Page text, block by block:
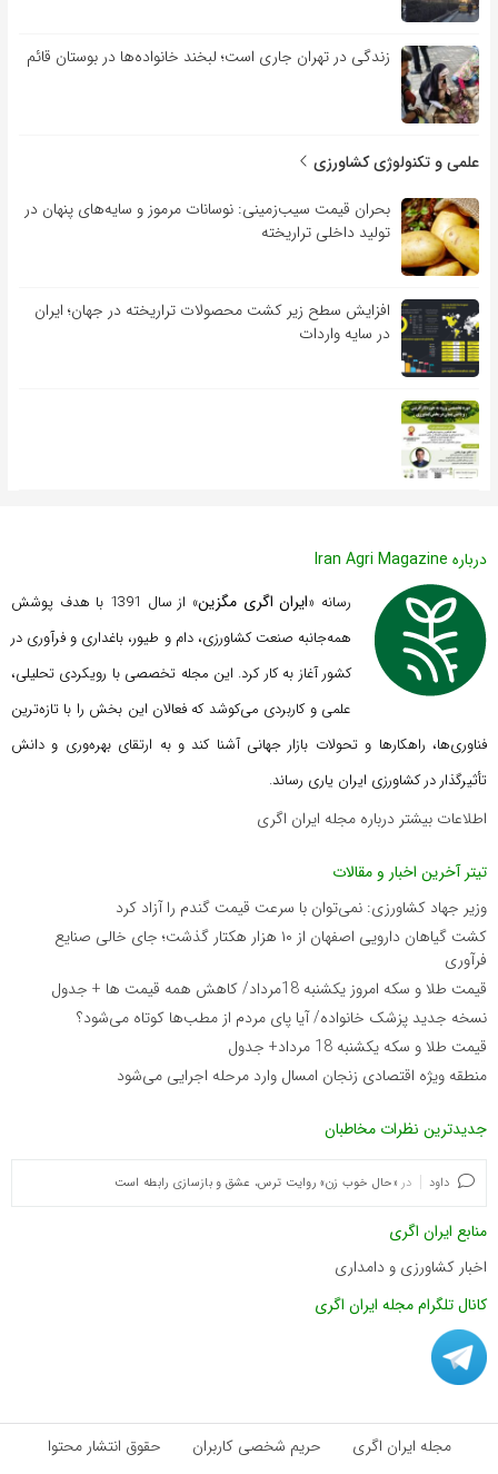
زندگی در تهران جاری است؛ لبخند خانواده‌ها در بوستان قائم
علمی و تکنولوژی کشاورزی
بحران قیمت سیب‌زمینی: نوسانات مرموز و سایه‌های پنهان در
تولید داخلی تراریخته
افزایش سطح زیر کشت محصولات تراریخته در جهان؛ ایران
در سایه واردات
درباره Iran Agri Magazine
رسانه «ایران اگری مگزین
» از سال 1391 با هدف پوشش
همه‌جانبه صنعت کشاورزی، دام و طیور، باغداری و فرآوری در
کشور آغاز به کار کرد. این مجله تخصصی با رویکردی تحلیلی،
علمی و کاربردی می‌کوشد که فعالان این بخش را با تازه‌ترین
فناوری‌ها، راهکارها و تحولات بازار جهانی آشنا کند و به ارتقای بهره‌وری و دانش
تأثیرگذار در کشاورزی ایران یاری رساند.
اطلاعات بیشتر درباره مجله ایران اگری
تیتر آخرین اخبار و مقالات
وزیر جهاد کشاورزی: نمی‌توان با سرعت قیمت گندم را آزاد کرد
کشت گیاهان دارویی اصفهان از ۱۰ هزار هکتار گذشت؛ جای خالی صنایع
فرآوری
قیمت طلا و سکه امروز یکشنبه 18مرداد/ کاهش همه قیمت ها + جدول
نسخه جدید پزشک خانواده/ آیا پای مردم از مطب‌ها‌ کوتاه می‌شود؟
قیمت طلا و سکه یکشنبه 18 مرداد+ جدول
منطقه ویژه اقتصادی زنجان امسال وارد مرحله اجرایی می‌شود
جدیدترین نظرات مخاطبان
داود در «حال خوب زن» روایت ترس، عشق و بازسازی رابطه است
منابع ایران اگری
اخبار کشاورزی و دامداری
کانال تلگرام مجله ایران اگری
مجله ایران اگری حریم شخصی کاربران حقوق انتشار محتوا